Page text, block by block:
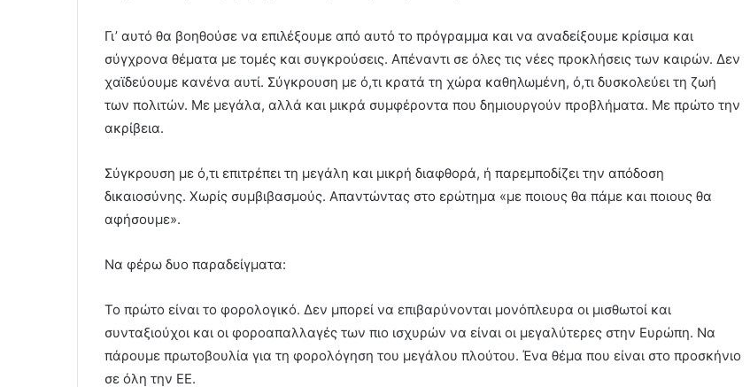
Γι’ αυτό θα βοηθούσε να επιλέξουμε από αυτό το πρόγραμμα και να αναδείξουμε κρίσιμα και
σύγχρονα θέματα με τομές και συγκρούσεις. Απέναντι σε όλες τις νέες προκλήσεις των καιρών. Δεν
χαϊδεύουμε κανένα αυτί. Σύγκρουση με ό,τι κρατά τη χώρα καθηλωμένη, ό,τι δυσκολεύει τη ζωή
των πολιτών. Με μεγάλα, αλλά και μικρά συμφέροντα που δημιουργούν προβλήματα. Με πρώτο την
ακρίβεια.
Σύγκρουση με ό,τι επιτρέπει τη μεγάλη και μικρή διαφθορά, ή παρεμποδίζει την απόδοση
δικαιοσύνης. Χωρίς συμβιβασμούς. Απαντώντας στο ερώτημα «με ποιους θα πάμε και ποιους θα
αφήσουμε».
Να φέρω δυο παραδείγματα:
Το πρώτο είναι το φορολογικό. Δεν μπορεί να επιβαρύνονται μονόπλευρα οι μισθωτοί και
συνταξιούχοι και οι φοροαπαλλαγές των πιο ισχυρών να είναι οι μεγαλύτερες στην Ευρώπη. Να
πάρουμε πρωτοβουλία για τη φορολόγηση του μεγάλου πλούτου. Ένα θέμα που είναι στο προσκήνιο
σε όλη την ΕΕ.